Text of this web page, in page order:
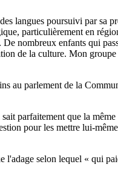
langues poursuivi par sa
particulièrement en
nombreux enfants qui
de la culture. Mon
au parlement de la
parfaitement que la
pour les mettre lui-
l'adage selon lequel « qui